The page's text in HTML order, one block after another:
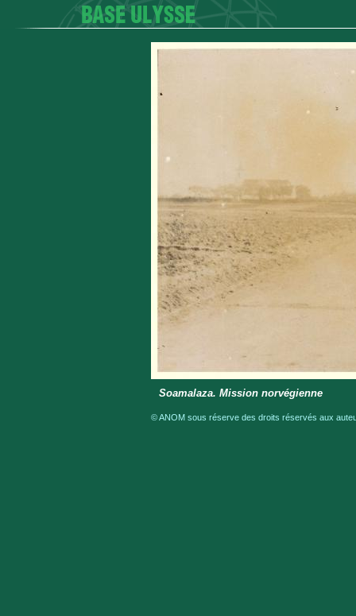
Soamalaza. Mission norvégienne
© ANOM sous réserve des droits réservés aux